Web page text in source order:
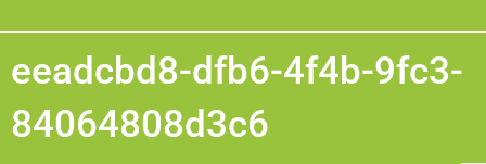
eeadcbd8-dfb6-4f4b-9fc3-
84064808d3c6